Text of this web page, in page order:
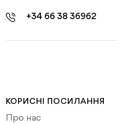
+34 66 38 36962
КОРИСНІ ПОСИЛАННЯ
Про нас